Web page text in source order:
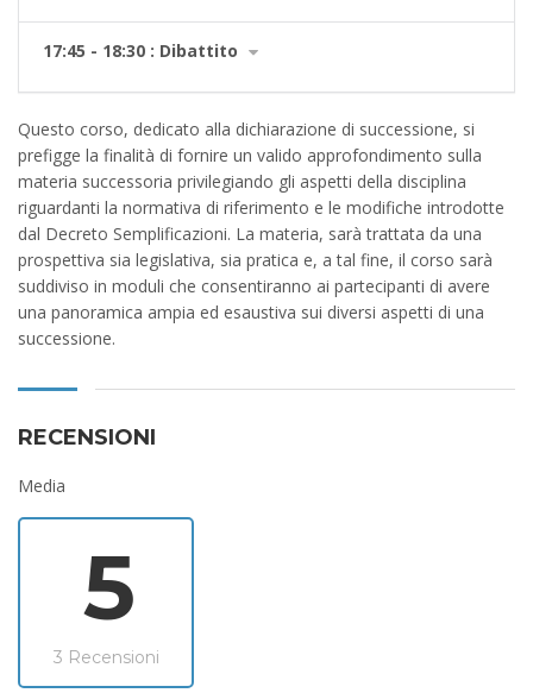
17:45 - 18:30 : Dibattito
Questo corso, dedicato alla dichiarazione di successione, si
prefigge la finalità di fornire un valido approfondimento sulla
materia successoria privilegiando gli aspetti della disciplina
riguardanti la normativa di riferimento e le modifiche introdotte
dal Decreto Semplificazioni. La materia, sarà trattata da una
prospettiva sia legislativa, sia pratica e, a tal fine, il corso sarà
suddiviso in moduli che consentiranno ai partecipanti di avere
una panoramica ampia ed esaustiva sui diversi aspetti di una
successione.
RECENSIONI
Media
5
3 Recensioni